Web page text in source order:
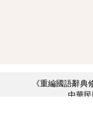
《重編國語辭典
中華